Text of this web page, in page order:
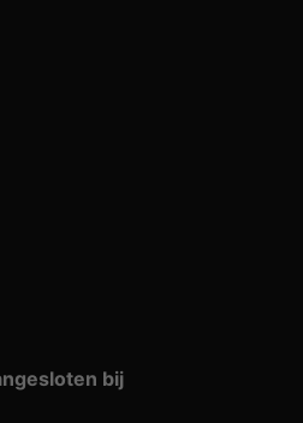
bij